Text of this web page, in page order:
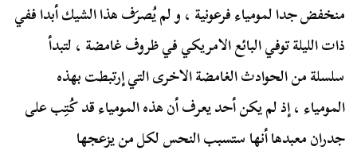
منخفض جدا لمومياء فرعونية ، و لم يُصرَف هذا الشيك أبدا ففي
ذات الليلة توفي البائع الامريكي في ظروف غامضة ، لتبدأ
سلسلة من الحوادث الغامضة الاخرى التي إرتبطت بهذه
المومياء ، إذ لم يكن أحد يعرف أن هذه المومياء قد كُتِب على
جدران معبدها أنها ستسبب النحس لكل من يزعجها